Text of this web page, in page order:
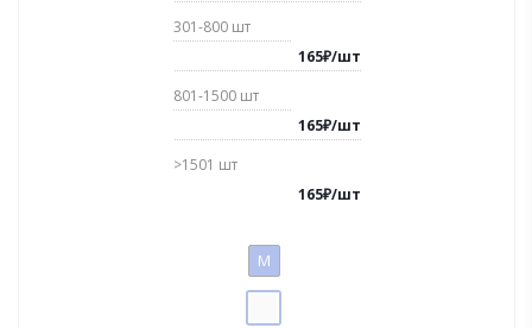
301-800 шт
165₽/шт
801-1500 шт
165₽/шт
>1501 шт
165₽/шт
M